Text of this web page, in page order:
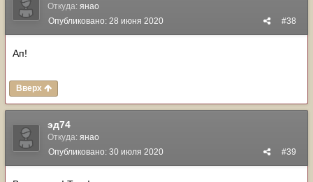
Откуда: янао
#38
Опубликовано: 28 июня 2020
Ап!
Вверх
эд74
Откуда: янао
#39
Опубликовано: 30 июля 2020